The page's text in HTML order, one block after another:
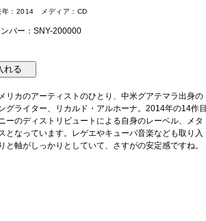
年：2014 メディア：CD
バー：SNY-200000
リカのアーティストのひとり、中米グアテマラ出身の
グライター、リカルド・アルホーナ。2014年の14作目
ーのディストリビュートによる自身のレーベル、メタ
となっています。レゲエやキューバ音楽なども取り入
と軸がしっかりとしていて、さすがの安定感ですね。